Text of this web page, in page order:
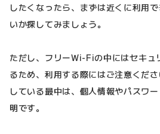
したくなったら、まずは近くに利用
いか探してみましょう。
ただし、フリーWi-Fiの中にはセキュ
るため、利用する際にはご注意くだ
している最中は、個人情報やパスワ
明です。